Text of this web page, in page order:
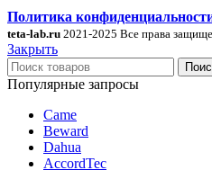
Политика
teta-lab.ru 2021-2025 Все права
Закрыть
Популярные запросы
Came
Beward
Dahua
AccordTec